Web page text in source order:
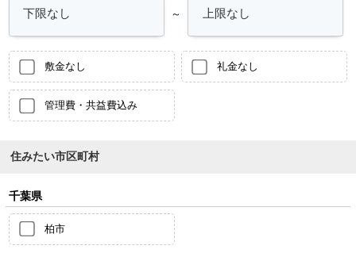
～
敷金なし 礼金なし
管理費・共益費込み
住みたい市区町村
千葉県
柏市